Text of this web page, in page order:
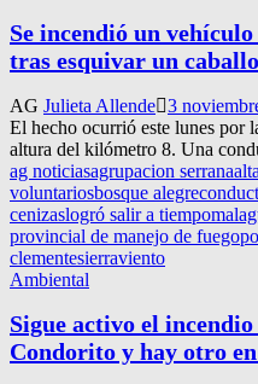
Se incendió un
tras esquivar un caballo
AG Julieta Allende 3
El hecho ocurrió este lunes por
altura del kilómetro 8. Una
ag noticiasagrupacion serrana
voluntariosbosque alegre
cenizaslogró salir a tiempo
provincial de manejo de fuego
clementesierraviento
Ambiental
Sigue activo el
Condorito y hay otro